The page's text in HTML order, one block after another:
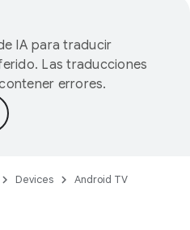
IA para traducir
Las traducciones
errores.
Devices Android TV